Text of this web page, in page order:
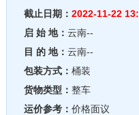
截止日期： 2022-11-22
启 始 地： 云南--
目 的 地： 云南--
包装方式： 桶装
货物类型： 整车
运价参考： 价格面议